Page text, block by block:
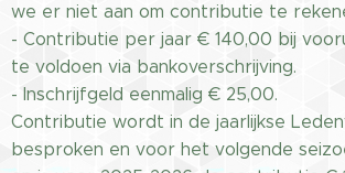
we er niet aan om contributie te
- Contributie per jaar € 140,00 bij
te voldoen via bankoverschrijving.
- Inschrijfgeld eenmalig € 25,00.
Contributie wordt in de jaarlijkse
besproken en voor het volgende